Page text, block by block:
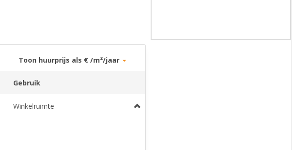
Toon huurprijs als € /m²/jaar
Gebruik
Winkelruimte